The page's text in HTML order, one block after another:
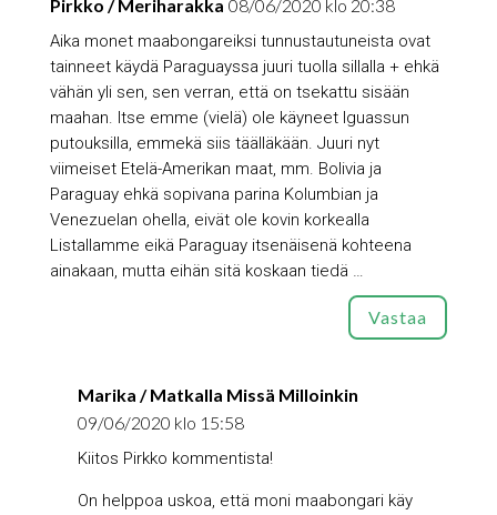
Pirkko / Meriharakka 08/06/2020 klo 20:38
Aika monet maabongareiksi tunnustautuneista ovat
tainneet käydä Paraguayssa juuri tuolla sillalla + ehkä
vähän yli sen, sen verran, että on tsekattu sisään
maahan. Itse emme (vielä) ole käyneet Iguassun
putouksilla, emmekä siis täälläkään. Juuri nyt
viimeiset Etelä-Amerikan maat, mm. Bolivia ja
Paraguay ehkä sopivana parina Kolumbian ja
Venezuelan ohella, eivät ole kovin korkealla
Listallamme eikä Paraguay itsenäisenä kohteena
ainakaan, mutta eihän sitä koskaan tiedä …
Vastaa
Marika / Matkalla Missä Milloinkin
09/06/2020 klo 15:58
Kiitos Pirkko kommentista!
On helppoa uskoa, että moni maabongari käy